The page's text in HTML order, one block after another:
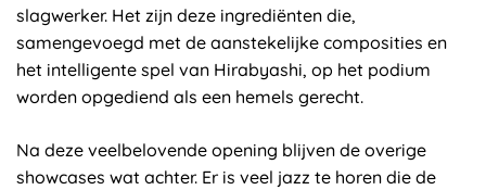
slagwerker. Het zijn deze ingrediënten die,
samengevoegd met de aanstekelijke composities en
het intelligente spel van Hirabyashi, op het podium
worden opgediend als een hemels gerecht.
Na deze veelbelovende opening blijven de overige
showcases wat achter. Er is veel jazz te horen die de